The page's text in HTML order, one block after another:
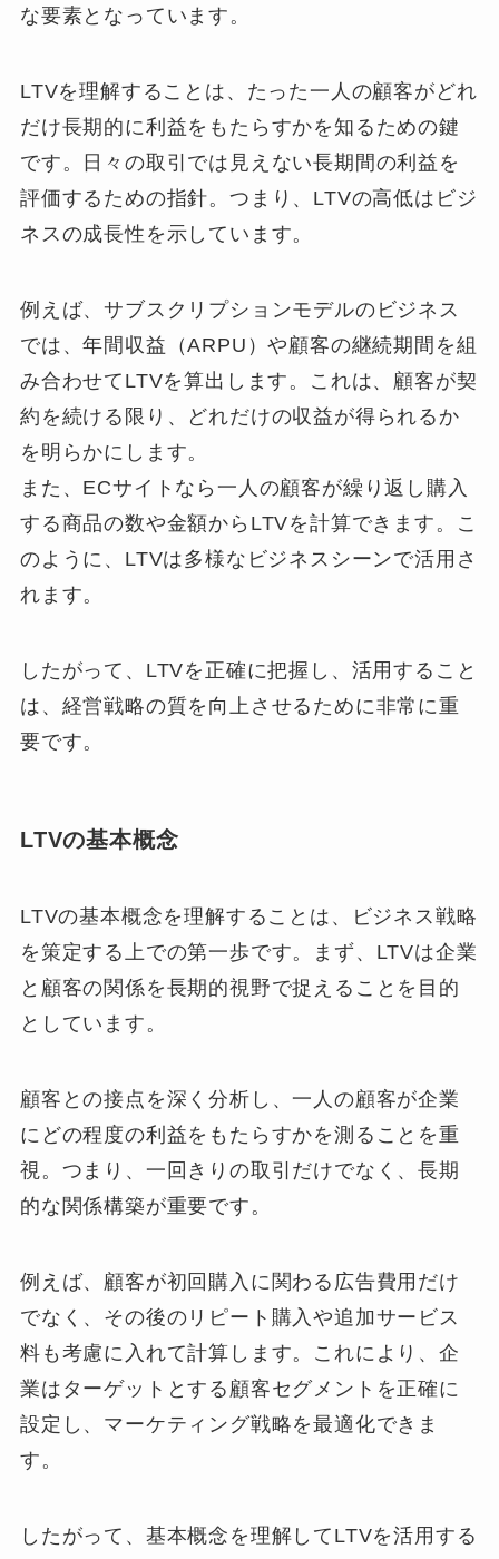
な要素となっています。
LTVを理解することは、たった一人の顧客がどれ
だけ長期的に利益をもたらすかを知るための鍵
です。日々の取引では見えない長期間の利益を
評価するための指針。つまり、LTVの高低はビジ
ネスの成長性を示しています。
例えば、サブスクリプションモデルのビジネス
では、年間収益（ARPU）や顧客の継続期間を組
み合わせてLTVを算出します。これは、顧客が契
約を続ける限り、どれだけの収益が得られるか
を明らかにします。
また、ECサイトなら一人の顧客が繰り返し購入
する商品の数や金額からLTVを計算できます。こ
のように、LTVは多様なビジネスシーンで活用さ
れます。
したがって、LTVを正確に把握し、活用すること
は、経営戦略の質を向上させるために非常に重
要です。
LTVの基本概念
LTVの基本概念を理解することは、ビジネス戦略
を策定する上での第一歩です。まず、LTVは企業
と顧客の関係を長期的視野で捉えることを目的
としています。
顧客との接点を深く分析し、一人の顧客が企業
にどの程度の利益をもたらすかを測ることを重
視。つまり、一回きりの取引だけでなく、長期
的な関係構築が重要です。
例えば、顧客が初回購入に関わる広告費用だけ
でなく、その後のリピート購入や追加サービス
料も考慮に入れて計算します。これにより、企
業はターゲットとする顧客セグメントを正確に
設定し、マーケティング戦略を最適化できま
す。
したがって、基本概念を理解してLTVを活用する